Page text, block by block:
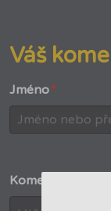
Váš
Jméno*
Komentář